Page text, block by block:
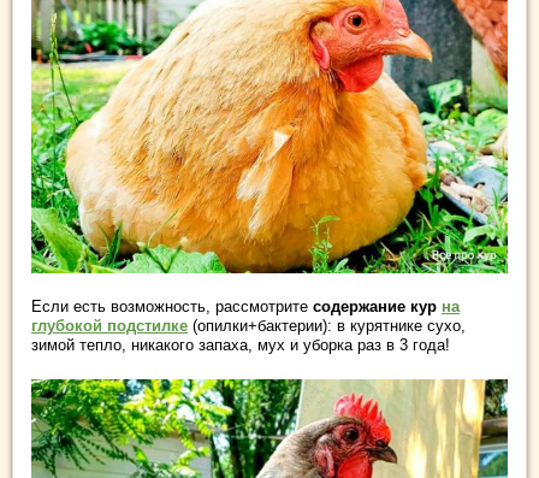
Если есть возможность, рассмотрите содержание кур на
глубокой подстилке (опилки+бактерии): в курятнике сухо,
зимой тепло, никакого запаха, мух и уборка раз в 3 года!